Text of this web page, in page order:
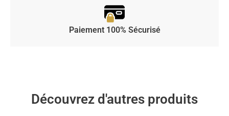
Paiement 100% Sécurisé
Découvrez d'autres produits